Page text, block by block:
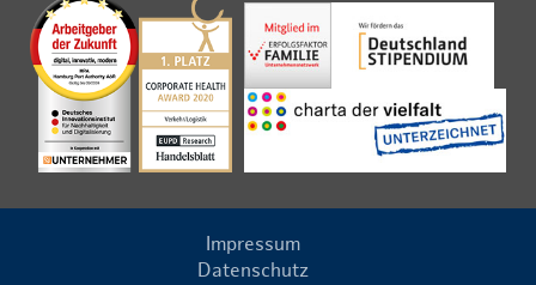
Impressum
Datenschutz